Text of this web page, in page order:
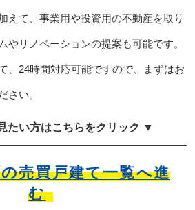
えて、事業用や投資用の不動産を取り
やリノベーションの提案も可能です。
、24時間対応可能ですので、まずはお
さい。
たい方はこちらをクリック ▼
売買戸建て一覧へ進
む